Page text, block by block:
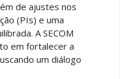
de ajustes nos
(PIs) e uma
A SECOM
em fortalecer a
um diálogo